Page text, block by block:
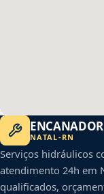
ENCANADOR
NATAL-RN
Serviços hidráulicos
atendimento 24h em
qualificados,